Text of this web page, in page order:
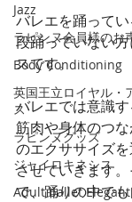
Jazz
ラピンヌ会員様のお
Body Conditioning
英国王立ロイヤル・
ス
ラピンヌグッズ
ジャイロキネシス
Adult ballet
バレエを踊って
段踊っていない
スです。
バレエでは意識
筋肉や身体のつ
のエクササイズ
させていきます
で、踊りの中で